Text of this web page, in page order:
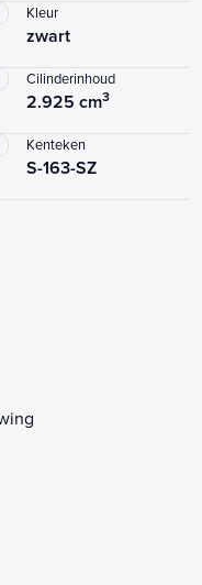
Kleur
zwart
Cilinderinhoud
2.925 cm3
Kenteken
S-163-SZ